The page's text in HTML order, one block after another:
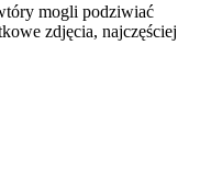
mogli podziwiać
zdjęcia, najczęściej